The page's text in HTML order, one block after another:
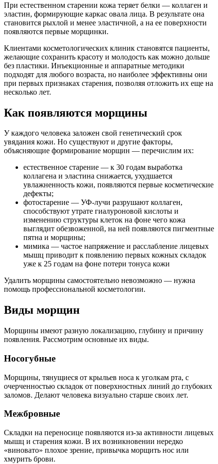
При естественном старении кожа теряет белки — коллаген и
эластин, формирующие каркас овала лица. В результате она
становится рыхлой и менее эластичной, а на ее поверхности
появляются первые морщинки.
Клиентами косметологических клиник становятся пациенты,
желающие сохранить красоту и молодость как можно дольше
без пластики. Инъекционные и аппаратные методики
подходят для любого возраста, но наиболее эффективны они
при первых признаках старения, позволяя отложить их еще на
несколько лет.
Как появляются морщины
У каждого человека заложен свой генетический срок
увядания кожи. Но существуют и другие факторы,
объясняющие формирование морщин — перечислим их:
естественное старение — к 30 годам выработка
коллагена и эластина снижается, ухудшается
увлажненность кожи, появляются первые косметические
дефекты;
фотостарение — УФ-лучи разрушают коллаген,
способствуют утрате гиалуроновой кислоты и
изменению структуры клеток на фоне чего кожа
выглядит обезвоженной, на ней появляются пигментные
пятна и морщины;
мимика — частое напряжение и расслабление лицевых
мышц приводит к появлению первых кожных складок
уже к 25 годам на фоне потери тонуса кожи
Удалить морщины самостоятельно невозможно — нужна
помощь профессиональной косметологии.
Виды морщин
Морщины имеют разную локализацию, глубину и причину
появления. Рассмотрим основные их виды.
Носогубные
Морщины, тянущиеся от крыльев носа к уголкам рта, с
очерченностью складок от поверхностных линий до глубоких
заломов. Делают человека визуально старше своих лет.
Межбровные
Складки на переносице появляются из-за активности лицевых
мышц и старения кожи. В их возникновении нередко
«виновато» плохое зрение, привычка морщить нос или
хмурить брови.